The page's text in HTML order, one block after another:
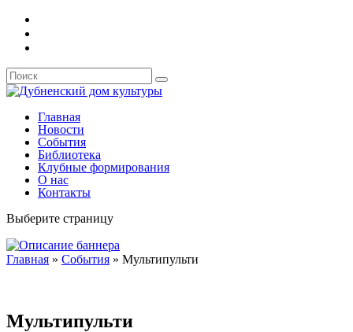
Главная
Новости
События
Библиотека
Клубные формирования
О нас
Контакты
Выберите страницу
Главная » События » Мультипульти
Мультипульти